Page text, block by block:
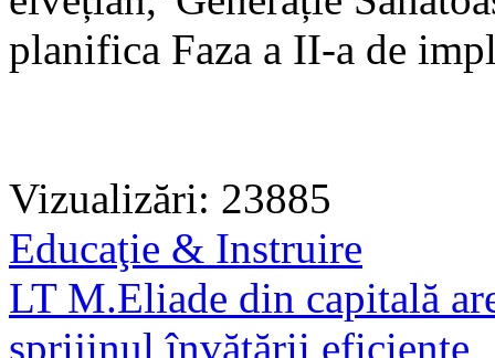
planifica Faza a II-a de
Vizualizări: 23885
Educaţie & Instruire
LT M.Eliade din capitală
sprijinul învăţării eficiente